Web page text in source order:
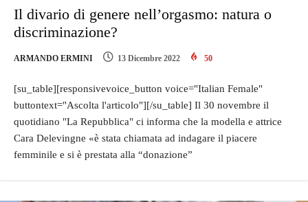
Il divario di genere nell’orgasmo: natura o
discriminazione?
ARMANDO ERMINI 13 Dicembre 2022 50
[su_table][responsivevoice_button voice="Italian Female"
buttontext="Ascolta l'articolo"][/su_table] Il 30 novembre il
quotidiano "La Repubblica" ci informa che la modella e attrice
Cara Delevingne «è stata chiamata ad indagare il piacere
femminile e si è prestata alla “donazione”